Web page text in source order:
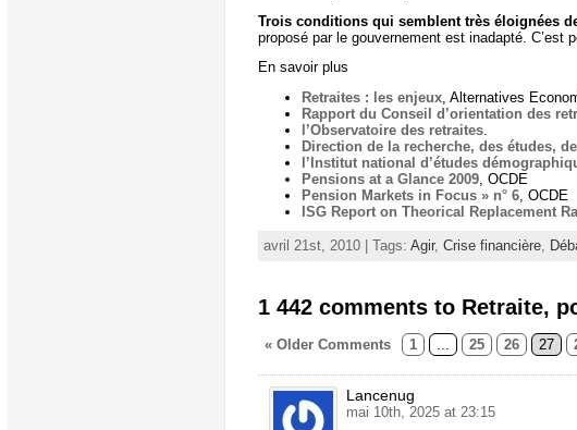
Trois conditions qui semblent très éloignées
proposé par le gouvernement est inadapté. C’est
En savoir plus
Retraites : les enjeux, Alternatives
Rapport du Conseil d’orientation des
l’Observatoire des retraites.
Direction de la recherche, des études,
l’Institut national d’études
Pensions at a Glance 2009, OCDE
Pension Markets in Focus » n° 6, OCDE
ISG Report on Theorical Replacement
avril 21st, 2010 | Tags: Agir, Crise financière,
1 442 comments to Retraite,
« Older Comments 1 ... 25 26 27
Lancenug
mai 10th, 2025 at 23:15